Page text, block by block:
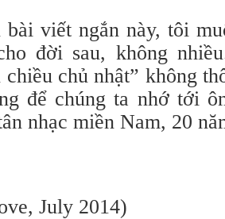
viết ngắn này, tôi
đời sau, không
chiều chủ nhật” không
để chúng ta nhớ tới
nhạc miền Nam, 20
July 2014)